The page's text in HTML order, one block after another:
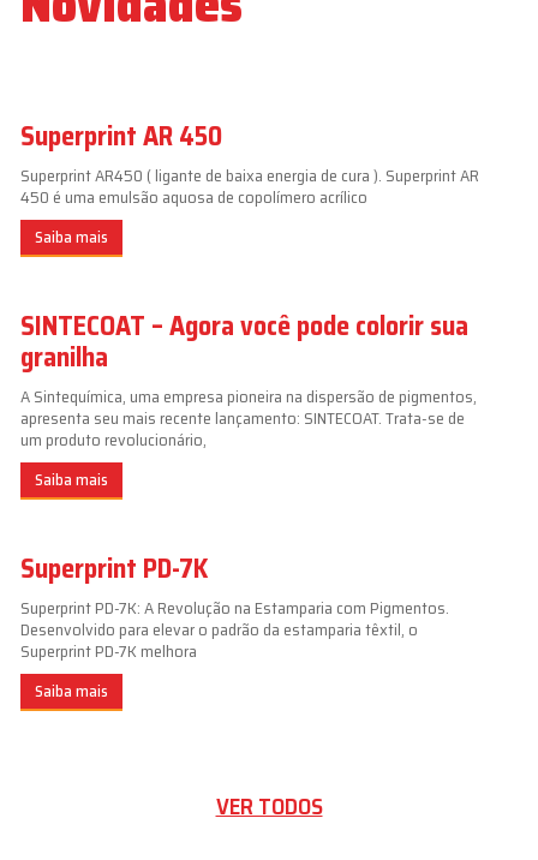
Superprint AR 450
Superprint AR450 ( ligante de baixa energia de cura ). Superprint AR
450 é uma emulsão aquosa de copolímero acrílico
Saiba mais
SINTECOAT – Agora você pode colorir sua
granilha
A Sintequímica, uma empresa pioneira na dispersão de pigmentos,
apresenta seu mais recente lançamento: SINTECOAT. Trata-se de
um produto revolucionário,
Saiba mais
Superprint PD-7K
Superprint PD-7K: A Revolução na Estamparia com Pigmentos.
Desenvolvido para elevar o padrão da estamparia têxtil, o
Superprint PD-7K melhora
Saiba mais
VER TODOS